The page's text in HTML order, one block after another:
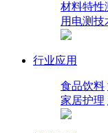
材料特性
用电测技
行业应用
食品饮料
家居护理